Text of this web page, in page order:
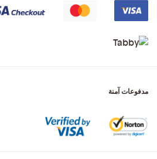
مدفوعات آمنة